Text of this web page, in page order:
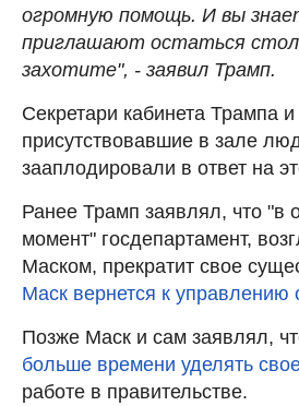
огромную помощь. И вы
приглашают остаться
захотите", - заявил Трамп.
Секретари кабинета Трампа и
присутствовавшие в зале
зааплодировали в ответ на
Ранее Трамп заявлял, что "в
момент" госдепартамент,
Маском, прекратит свое
Маск вернется к управлению
Позже Маск и сам заявлял,
больше времени уделять
работе в правительстве.